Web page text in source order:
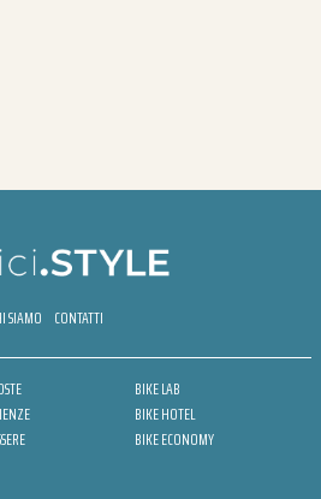
SIAMO CONTATTI
BIKE LAB
BIKE HOTEL
BIKE ECONOMY